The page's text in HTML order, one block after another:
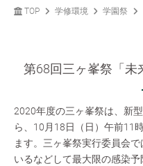
TOP 学修環境 学園祭
第68回三ヶ峯祭「未
2020年度の三ヶ峯祭は、新
ら、10月18日（日）午前11
ます。三ヶ峯祭実行委員会
いるなどして最大限の感染